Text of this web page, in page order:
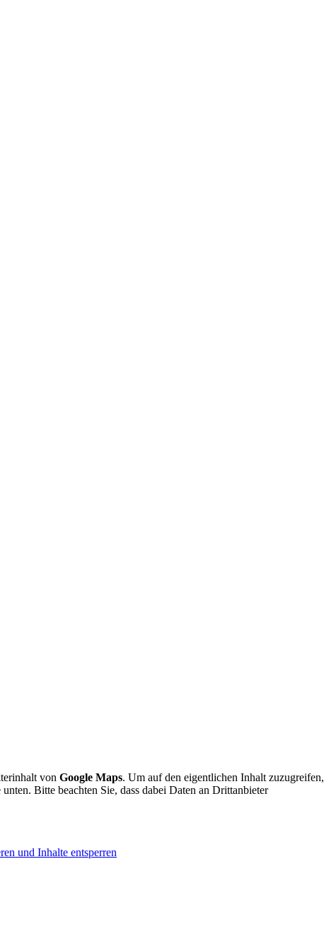
von Google Maps. Um auf den eigentlichen Inhalt zuzugreifen,
Bitte beachten Sie, dass dabei Daten an Drittanbieter
und Inhalte entsperren